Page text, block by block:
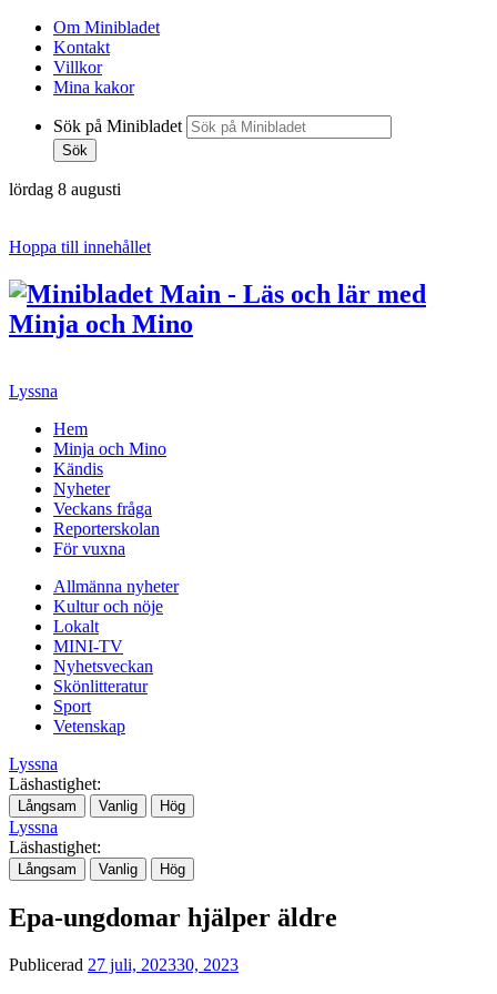
Om Minibladet
Kontakt
Villkor
Mina kakor
Sök på Minibladet
Sök
lördag 8 augusti
Hoppa till innehållet
Lyssna
Hem
Minja och Mino
Kändis
Nyheter
Veckans fråga
Reporterskolan
För vuxna
Allmänna nyheter
Kultur och nöje
Lokalt
MINI-TV
Nyhetsveckan
Skönlitteratur
Sport
Vetenskap
Lyssna
Läshastighet:
Långsam Vanlig Hög
Lyssna
Läshastighet:
Långsam Vanlig Hög
Epa-ungdomar hjälper äldre
Publicerad 27 juli, 202330, 2023